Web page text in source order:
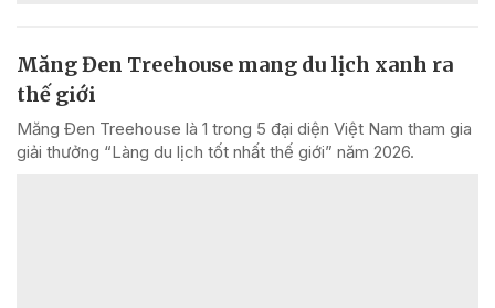
Măng Đen Treehouse mang du lịch xanh ra
thế giới
Măng Đen Treehouse là 1 trong 5 đại diện Việt Nam tham gia
giải thưởng “Làng du lịch tốt nhất thế giới” năm 2026.